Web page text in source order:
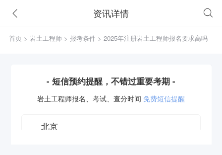
资讯详情
首页 > 岩土工程师 > 报考条件 > 2025年注册岩土工程师报名要求高吗
- 短信预约提醒，不错过重要考期 -
岩土工程师报名、考试、查分时间 免费短信提醒